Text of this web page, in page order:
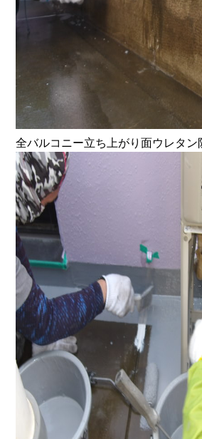
全バルコニー立ち上がり面ウレタン